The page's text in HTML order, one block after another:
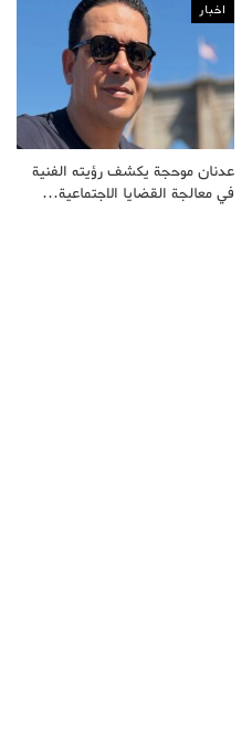
اخبار
عدنان موحجة يكشف رؤيته الفنية
في معالجة القضايا الاجتماعية…